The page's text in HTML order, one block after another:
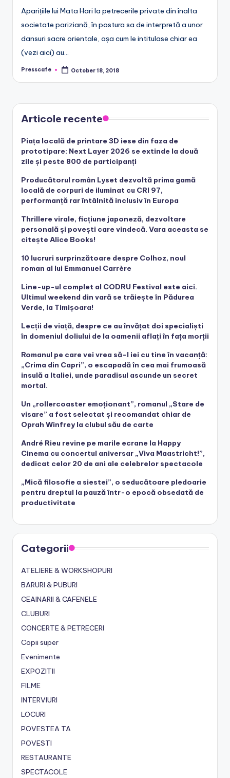
Aparițiile lui Mata Hari la petrecerile private din înalta
societate pariziană, în postura sa de interpretă a unor
dansuri sacre orientale, așa cum le intitulase chiar ea
(vezi aici) au…
Posted
Presscafe October 18, 2018
Articole recente
Piața locală de printare 3D iese din faza de
prototipare: Next Layer 2026 se extinde la două
zile și peste 800 de participanți
Producătorul român Lyset dezvoltă prima gamă
locală de corpuri de iluminat cu CRI 97,
performanță rar întâlnită inclusiv în Europa
Thrillere virale, ficțiune japoneză, dezvoltare
personală și povești care vindecă. Vara aceasta se
citește Alice Books!
10 lucruri surprinzătoare despre Colhoz, noul
roman al lui Emmanuel Carrère
Line-up-ul complet al CODRU Festival este aici.
Ultimul weekend din vară se trăiește în Pădurea
Verde, la Timișoara!
Lecții de viață, despre ce au învățat doi specialiști
în domeniul doliului de la oamenii aflați în fața morții
Romanul pe care vei vrea să-l iei cu tine în vacanță:
„Crima din Capri”, o escapadă în cea mai frumoasă
insulă a Italiei, unde paradisul ascunde un secret
mortal.
Un „rollercoaster emoționant”, romanul „Stare de
visare” a fost selectat și recomandat chiar de
Oprah Winfrey la clubul său de carte
André Rieu revine pe marile ecrane la Happy
Cinema cu concertul aniversar „Viva Maastricht!”,
dedicat celor 20 de ani ale celebrelor spectacole
„Mică filosofie a siestei”, o seducătoare pledoarie
pentru dreptul la pauză într-o epocă obsedată de
productivitate
Categorii
ATELIERE & WORKSHOPURI
BARURI & PUBURI
CEAINARII & CAFENELE
CLUBURI
CONCERTE & PETRECERI
Copii super
Evenimente
EXPOZITII
FILME
INTERVIURI
LOCURI
POVESTEA TA
POVESTI
RESTAURANTE
SPECTACOLE